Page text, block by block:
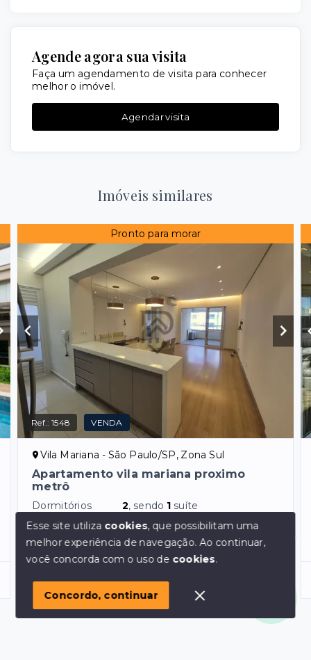
Agende agora sua visita
Faça um agendamento de visita para conhecer
melhor o imóvel.
Agendar visita
Imóveis similares
Pronto para morar
Ref.:1548 VENDA
Vila Mariana - São Paulo/SP, Zona Sul
Apartamento vila mariana proximo
metrô
Dormitórios 2, sendo 1 suíte
Garagens
2
Área Privativa
67m²
R$1.099.000,00
Olá! em posso ajudar?
Esse site utiliza cookies, que possibilitam uma
melhor experiência de navegação.Ao continuar,
você concorda com o uso de cookies.
Concordo, continuar